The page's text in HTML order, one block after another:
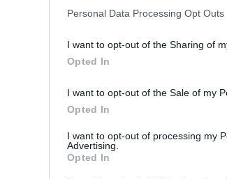
Personal Data Processing Opt Outs
I want to opt-out of the Sharing of
Opted In
I want to opt-out of the Sale of my
Opted In
I want to opt-out of processing my
Advertising.
Opted In